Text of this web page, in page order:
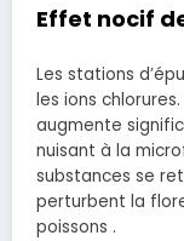
Effet nocif
Les stations
les ions
augmente
nuisant à la
substances se
perturbent la
poissons .